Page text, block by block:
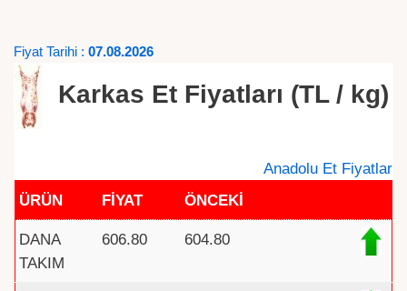
Fiyat Tarihi : 07.08.2026
Karkas Et Fiyatları (TL / kg)
Anadolu Et Fiyatlar
ÜRÜN
FİYAT ÖNCEKİ
DANA
TAKIM
606.80 604.80